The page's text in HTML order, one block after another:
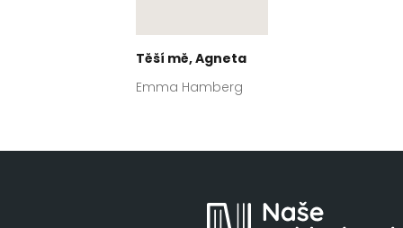
Těší mě, Agneta
Emma Hamberg